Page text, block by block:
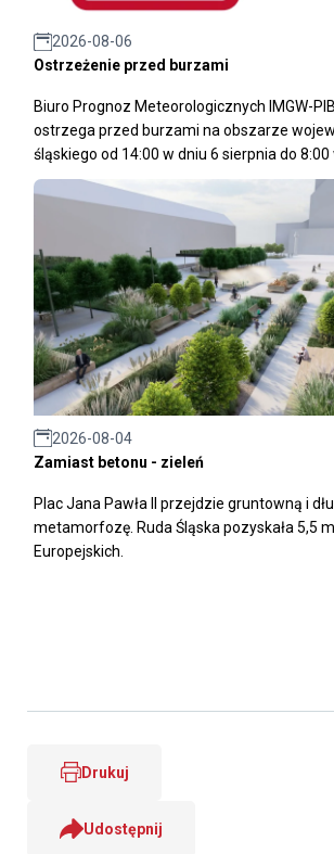
2026-08-06
Ostrzeżenie przed burzami
Biuro Prognoz Meteorologicznych IMGW-
ostrzega przed burzami na obszarze
śląskiego od 14:00 w dniu 6 sierpnia do 8:00
2026-08-04
Zamiast betonu - zieleń
Plac Jana Pawła II przejdzie gruntowną i
metamorfozę. Ruda Śląska pozyskała 5,5
Europejskich.
Drukuj
Udostępnij